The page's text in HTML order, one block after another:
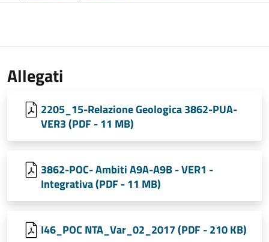
Allegati
2205_15-Relazione Geologica 3862-PUA-
VER3 (PDF - 11 MB)
3862-POC- Ambiti A9A-A9B - VER1 -
Integrativa (PDF - 11 MB)
I46_POC NTA_Var_02_2017 (PDF - 210 KB)